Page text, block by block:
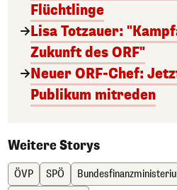
Flüchtlinge
Lisa Totzauer:
Zukunft des ORF"
Neuer ORF-Chef:
Publikum mitreden
Weitere Storys
ÖVP SPÖ